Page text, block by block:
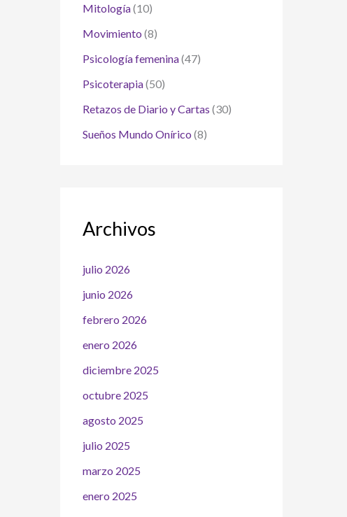
Mitología(10)
Movimiento (8)
Psicología femenina(47)
Psicoterapia(50)
Retazos de Diario y Cartas (30)
Sueños Mundo Onírico (8)
Archivos
julio 2026
junio 2026
febrero 2026
enero 2026
diciembre 2025
octubre 2025
agosto 2025
julio 2025
marzo 2025
enero 2025